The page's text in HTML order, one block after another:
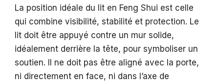
La position idéale du lit en Feng Shui est celle
qui combine visibilité, stabilité et protection. Le
lit doit être appuyé contre un mur solide,
idéalement derrière la tête, pour symboliser un
soutien. Il ne doit pas être aligné avec la porte,
ni directement en face, ni dans l’axe de